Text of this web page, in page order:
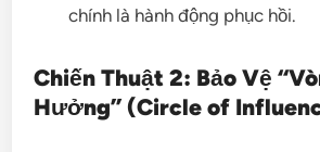
chính là hành động phục hồi.
Chiến Thuật 2: Bảo Vệ
Hưởng” (Circle of